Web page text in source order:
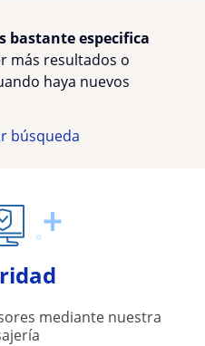
bastante especifica
más resultados o
haya nuevos
búsqueda
mediante nuestra